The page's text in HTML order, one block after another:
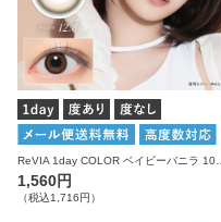
1,560円
（税込1,716円）